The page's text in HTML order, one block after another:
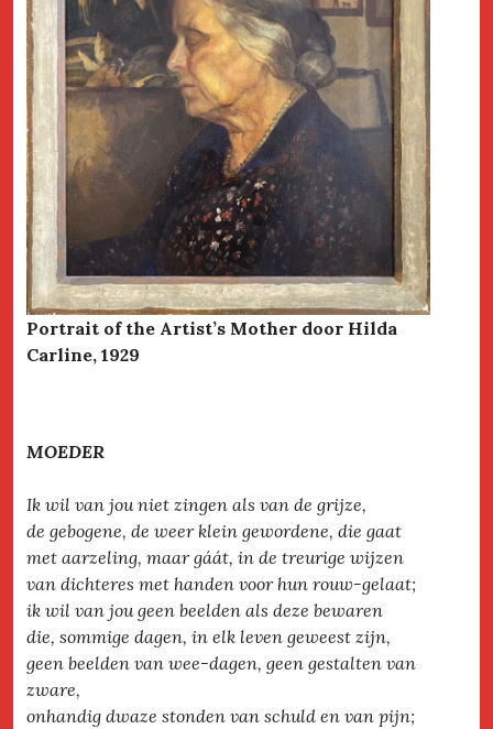
Portrait of the Artist’s Mother door Hilda
Carline, 1929
MOEDER
Ik wil van jou niet zingen als van de grijze,
de gebogene, de weer klein gewordene, die gaat
met aarzeling, maar gáát, in de treurige wijzen
van dichteres met handen voor hun rouw-gelaat;
ik wil van jou geen beelden als deze bewaren
die, sommige dagen, in elk leven geweest zijn,
geen beelden van wee-dagen, geen gestalten van
zware,
onhandig dwaze stonden van schuld en van pijn;